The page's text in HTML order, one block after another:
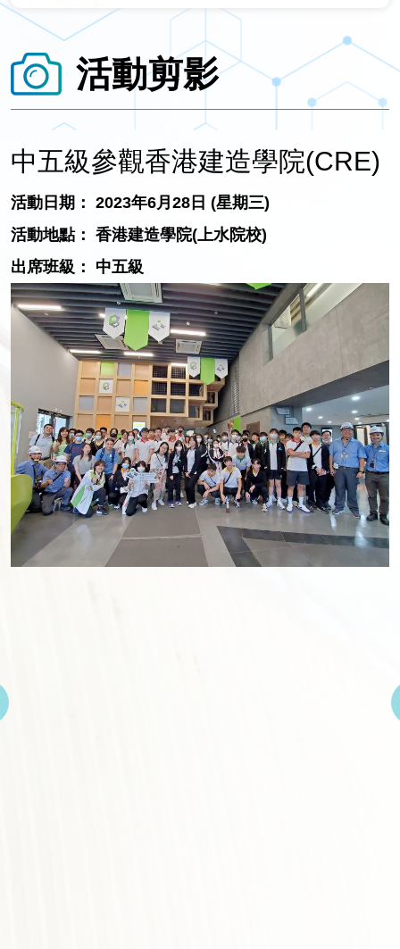
活動剪影
中五級參觀香港建造學院(CRE)
活動日期： 2023年6月28日 (星期三)
活動地點： 香港建造學院(上水院校)
出席班級： 中五級